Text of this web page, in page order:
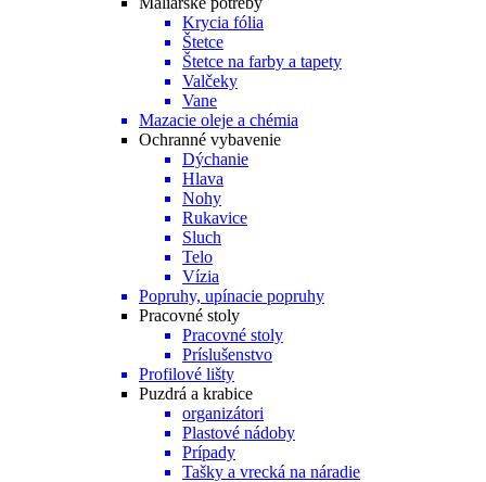
Krycia fólia
Štetce
Štetce na farby a tapety
Valčeky
Vane
Mazacie oleje a chémia
Ochranné vybavenie
Dýchanie
Hlava
Nohy
Rukavice
Sluch
Telo
Vízia
Popruhy, upínacie popruhy
Pracovné stoly
Pracovné stoly
Príslušenstvo
Profilové lišty
Puzdrá a krabice
organizátori
Plastové nádoby
Prípady
Tašky a vrecká na náradie